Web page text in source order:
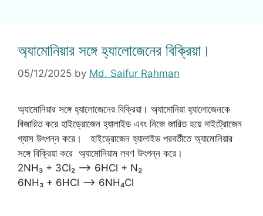
অ্যামোনিয়ার সঙ্গে হ্যালোজেনের বিক্রিয়া।
05/12/2025 by Md. Saifur Rahman
অ্যামোনিয়ার সঙ্গে হ্যালোজেনের বিক্রিয়া। অ্যামোনিয়া হ্যালোজেনকে
বিজারিত করে হাইড্রোজেন হ্যালাইড এবং নিজে জারিত হয়ে নাইট্রোজেন
গ্যাস উৎপন্ন করে। হাইড্রোজেন হ্যালাইড পরবর্তীতে অ্যামোনিয়ার
সঙ্গে বিক্রিয়া করে অ্যামোনিয়াম লবণ উৎপন্ন করে।
2NH₃ + 3Cl₂ —–> 6HCl + N₂
6NH₃ + 6HCl —–> 6NH₄Cl